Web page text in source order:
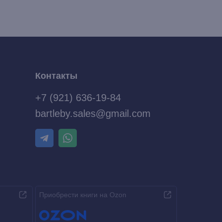
Контакты
+7 (921) 636-19-84
bartleby.sales@gmail.com
Приобрести книги на Ozon